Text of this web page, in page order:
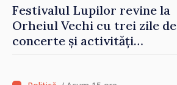
Festivalul Lupilor revine la
Orheiul Vechi cu trei zile de
concerte și activități